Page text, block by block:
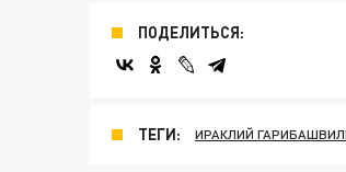
ПОДЕЛИТЬСЯ:
ТЕГИ: ИРАКЛИЙ